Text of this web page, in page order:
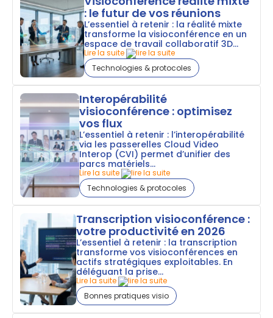
: le futur de vos réunions
L’essentiel à retenir : la réalité mixte
transforme la visioconférence en un
espace de travail collaboratif 3D...
Lire la suite
Technologies & protocoles
Interopérabilité
visioconférence : optimisez
vos flux
L’essentiel à retenir : l’interopérabilité
via les passerelles Cloud Video
Interop (CVI) permet d’unifier des
parcs matériels...
Lire la suite
Technologies & protocoles
Transcription visioconférence :
votre productivité en 2026
L’essentiel à retenir : la transcription
transforme vos visioconférences en
actifs stratégiques exploitables. En
déléguant la prise...
Lire la suite
Bonnes pratiques visio